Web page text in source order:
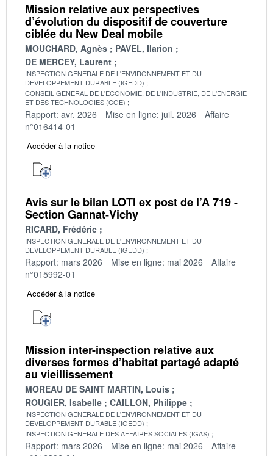
Mission relative aux perspectives
d’évolution du dispositif de couverture
ciblée du New Deal mobile
MOUCHARD, Agnès
PAVEL, Ilarion
DE MERCEY, Laurent
INSPECTION GENERALE DE L'ENVIRONNEMENT ET DU
DEVELOPPEMENT DURABLE (IGEDD)
CONSEIL GENERAL DE L'ECONOMIE, DE L'INDUSTRIE, DE L'ENERGIE
ET DES TECHNOLOGIES (CGE)
Rapport: avr. 2026 Mise en ligne: juil. 2026
Affaire
n°016414-01
Accéder à la notice
Avis sur le bilan LOTI ex post de l’A 719 -
Section Gannat-Vichy
RICARD, Frédéric
INSPECTION GENERALE DE L'ENVIRONNEMENT ET DU
DEVELOPPEMENT DURABLE (IGEDD)
Rapport: mars 2026 Mise en ligne: mai 2026
Affaire
n°015992-01
Accéder à la notice
Mission inter-inspection relative aux
diverses formes d’habitat partagé adapté
au vieillissement
MOREAU DE SAINT MARTIN, Louis
ROUGIER, Isabelle
CAILLON, Philippe
INSPECTION GENERALE DE L'ENVIRONNEMENT ET DU
DEVELOPPEMENT DURABLE (IGEDD)
INSPECTION GENERALE DES AFFAIRES SOCIALES (IGAS)
Rapport: mars 2026 Mise en ligne: mai 2026
Affaire